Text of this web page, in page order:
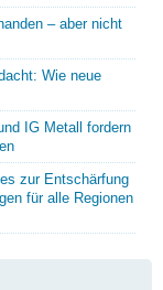
– aber nicht
Wie neue
IG Metall fordern
zur Entschärfung
für alle Regionen